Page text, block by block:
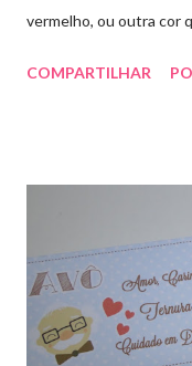
vermelho, ou outra cor
COMPARTILHAR